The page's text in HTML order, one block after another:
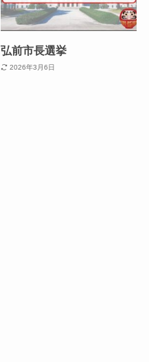
弘前市長選挙
2026年3月6日